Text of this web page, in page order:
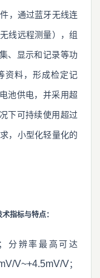
，通过蓝牙无线连
线远程测量），组
、显示和记录等功
资料，形成检定记
池供电，并采用超
下可持续使用超过
，小型化轻量化的
指标与特点：
；分辨率最高可达
V~+4.5mV/V；